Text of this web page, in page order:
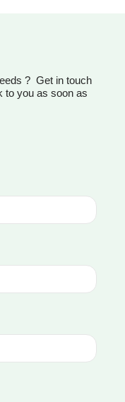
? Get in touch
to you as soon as